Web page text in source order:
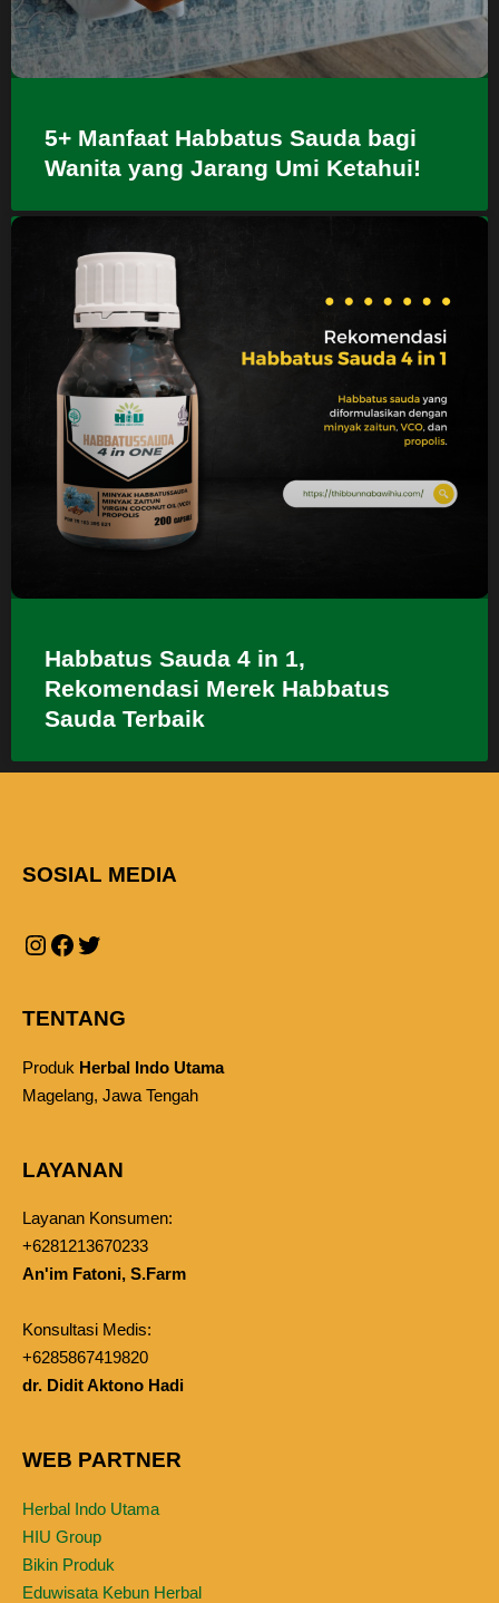
5+ Manfaat Habbatus Sauda bagi
Wanita yang Jarang Umi Ketahui!
Habbatus Sauda 4 in 1,
Rekomendasi Merek Habbatus
Sauda Terbaik
SOSIAL MEDIA
TENTANG
Produk Herbal Indo Utama
Magelang, Jawa Tengah
LAYANAN
Layanan Konsumen:
+6281213670233
An'im Fatoni, S.Farm
Konsultasi Medis:
+6285867419820
dr. Didit Aktono Hadi
WEB PARTNER
Herbal Indo Utama
HIU Group
Bikin Produk
Eduwisata Kebun Herbal